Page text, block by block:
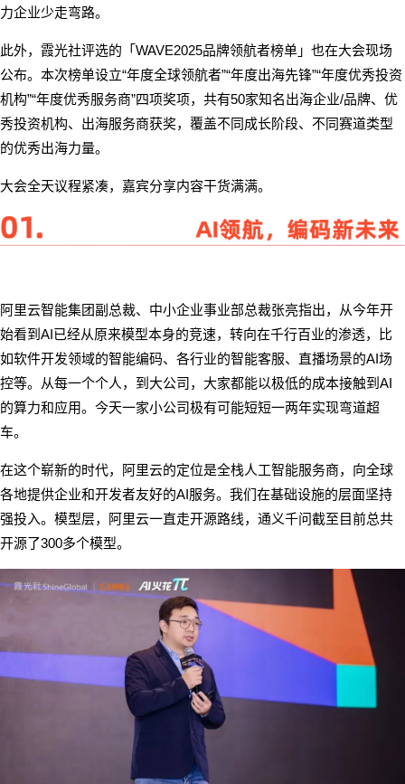
力企业少走弯路。
此外，霞光社评选的「 WAVE2025品牌领航者榜单」也在大会现场
公布。本次榜单设立“年度全球领航者”“年度出海先锋”“年度优秀投资
机构”“年度优秀服务商”四项奖项，共有50家知名出海企业/品牌、优
秀投资机构、出海服务商获奖，覆盖不同成长阶段、不同赛道类型
的优秀出海力量。
大会全天议程紧凑，嘉宾分享内容干货满满。
阿里云智能集团副总裁、中小企业事业部总裁张亮指出，从今年开
始看到 AI 已经从原来模型本身的竞速，转向在千行百业的渗透，比
如软件开发领域的智能编码、各行业的智能客服、直播场景的AI 场
控等。从每一个个人，到大公司，大家都能以极低的成本接触到 AI
的算力和应用。今天一家小公司极有可能短短一两年实现弯道超
车。
在这个崭新的时代，阿里云的定位是全栈人工智能服务商，向全球
各地提供企业和开发者友好的AI 服务。我们在基础设施的层面坚持
强投入。模型层，阿里云一直走开源路线，通义千问截至目前总共
开源了300多个模型。